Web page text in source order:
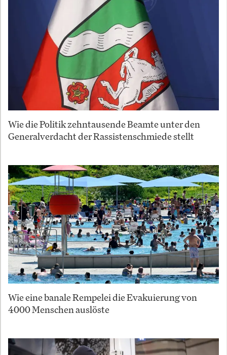
Wie die Politik zehntausende Beamte unter den
Generalverdacht der Rassistenschmiede stellt
Wie eine banale Rempelei die Evakuierung von
4000 Menschen auslöste